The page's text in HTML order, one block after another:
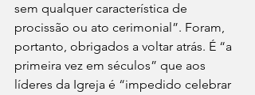
sem qualquer característica de
procissão ou ato cerimonial”. Foram,
portanto, obrigados a voltar atrás. É “a
primeira vez em séculos” que aos
líderes da Igreja é “impedido celebrar